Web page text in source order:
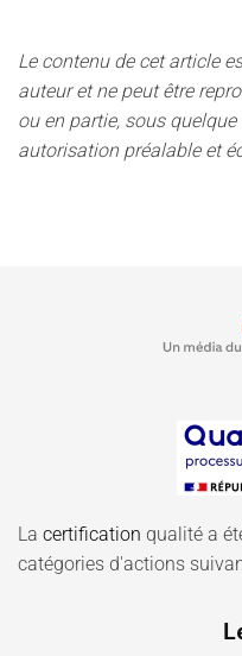
Le contenu de cet article
auteur et ne peut être
ou en partie, sous
autorisation préalable et
La certification qualité a
catégories d'actions